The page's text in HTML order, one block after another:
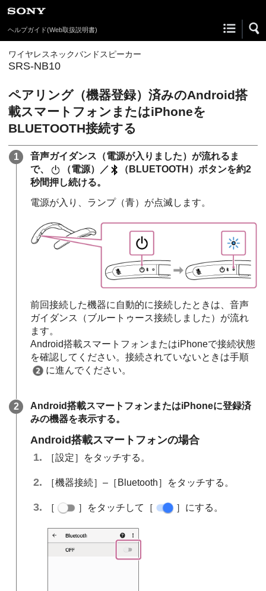
ヘルプガイド(Web取扱説明書)
ワイヤレスネックバンドスピーカー
SRS-NB10
ペアリング（機器登録）済みのAndroid搭
載スマートフォンまたはiPhoneを
BLUETOOTH接続する
音声ガイダンス（電源が入りました）が流れるま
で、
（電源）／
（BLUETOOTH）ボタンを約2
秒間押し続ける。
電源が入り、ランプ（青）が点滅します。
前回接続した機器に自動的に接続したときは、音声
ガイダンス（ブルートゥース接続しました）が流れ
ます。
Android搭載スマートフォンまたはiPhoneで接続状態
を確認してください。接続されていないときは手順
に進んでください。
Android搭載スマートフォンまたはiPhoneに登録済
みの機器を表示する。
Android搭載スマートフォンの場合
［設定］をタッチする。
［機器接続］–［Bluetooth］をタッチする。
［ ］をタッチして［ ］にする。